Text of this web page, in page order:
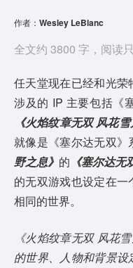
作者： Wesley LeBlanc
全文约 3800 字，阅读
任天堂现在已经和光荣
涉及的 IP 主要包括《
《火焰纹章无双 风花
就像是《塞尔达无双》
野之息》 的 《塞尔达无
的无双游戏也设定在一
相同的世界。
《火焰纹章无双 风花
的世界、人物和背景